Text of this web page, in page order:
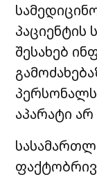
პაციენტის
შესახებ
აპარატი